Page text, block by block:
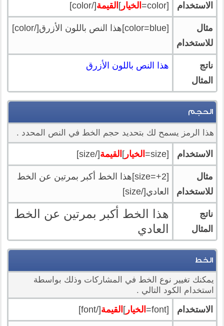
الاستخدام [color= الخيار] القيمة[/color]
مثال
للاستخدام
[color=blue]هذا النص باللون الأزرق[/color]
ناتج
المثال
هذا النص باللون الأزرق
الحجم
هذا الرمز يسمح لك بتحديد حجم الخط في النص المحدد .
الاستخدام [size= الخيار] القيمة[/size]
مثال
للاستخدام
[size=+2]هذا الخط أكبر بمرتين عن الخط
العادي[/size]
ناتج
المثال
هذا الخط أكبر بمرتين عن الخط
العادي
الخط
يمكنك تغيير نوع الخط في المشاركات وذلك بواسطة
استخدام الكود التالي .
الاستخدام [font= الخيار] القيمة[/font]